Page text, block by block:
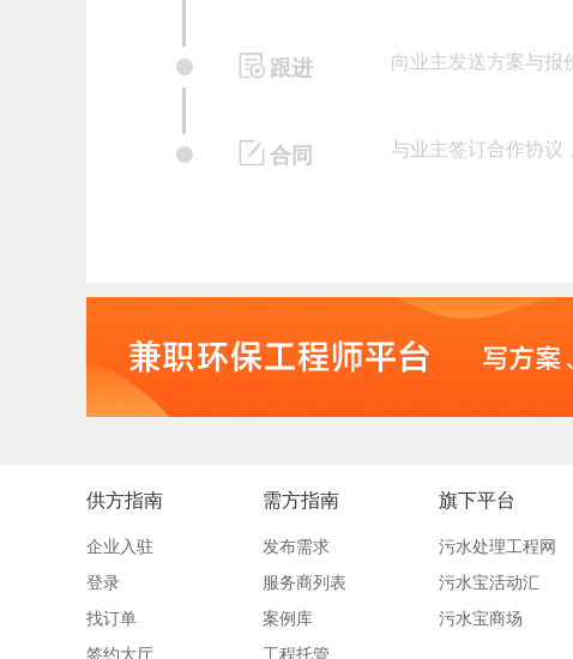
跟进 向业主发送方案与报
合同 与业主签订合作协议
供方指南
企业入驻
登录
找订单
签约大厅
需方指南
发布需求
服务商列表
案例库
工程托管
旗下平台
污水处理工程网
污水宝活动汇
污水宝商场